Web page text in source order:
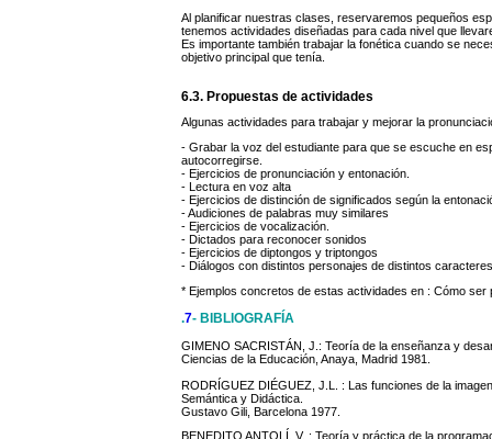
Al planificar nuestras clases, reservaremos pequeños
tenemos actividades diseñadas para cada nivel que
Es importante también trabajar la fonética cuando se
objetivo principal que tenía.
6.3. Propuestas de actividades
Algunas actividades para trabajar y mejorar la
- Grabar la voz del estudiante para que se escuche en
autocorregirse.
- Ejercicios de pronunciación y entonación.
- Lectura en voz alta
- Ejercicios de distinción de significados según la
- Audiciones de palabras muy similares
- Ejercicios de vocalización.
- Dictados para reconocer sonidos
- Ejercicios de diptongos y triptongos
- Diálogos con distintos personajes de distintos
* Ejemplos concretos de estas actividades en : Cómo
.7- BIBLIOGRAFÍA
GIMENO SACRISTÁN, J.: Teoría de la enseñanza y
Ciencias de la Educación, Anaya, Madrid 1981.
RODRÍGUEZ DIÉGUEZ, J.L. : Las funciones de la
Semántica y Didáctica.
Gustavo Gili, Barcelona 1977.
BENEDITO ANTOLÍ, V. : Teoría y práctica de la